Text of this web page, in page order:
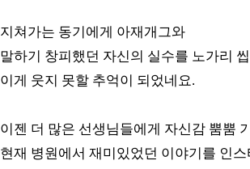
지쳐가는 동기에게 아재개그와
말하기 창피했던 자신의 실수를 노가리
이게 웃지 못할 추억이 되었네요.
이젠 더 많은 선생님들에게 자신감 뿜뿜
현재 병원에서 재미있었던 이야기를 인